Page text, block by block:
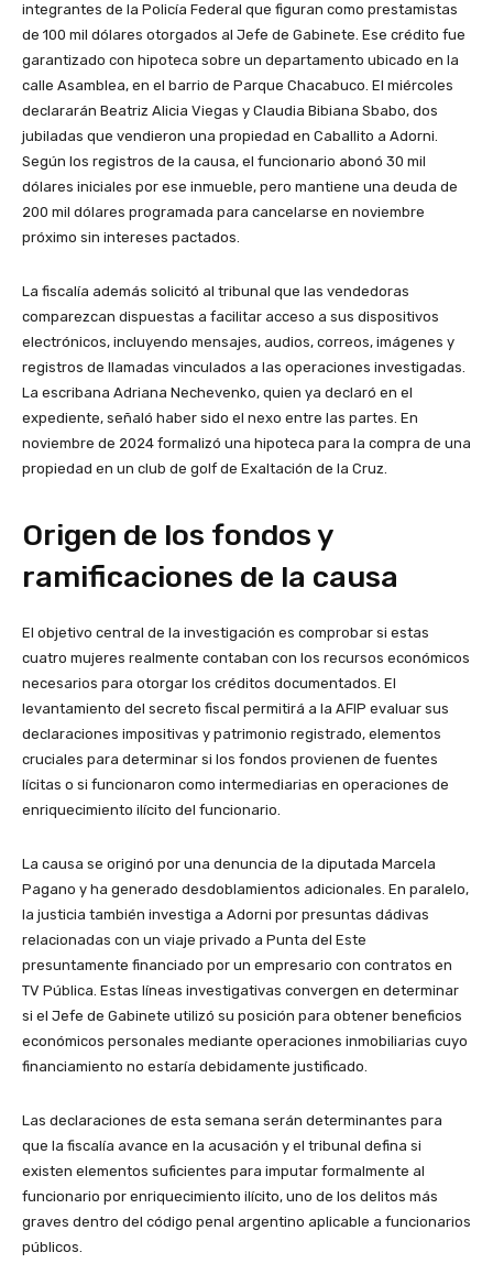
integrantes de la Policía Federal que figuran como prestamistas
de 100 mil dólares otorgados al Jefe de Gabinete. Ese crédito fue
garantizado con hipoteca sobre un departamento ubicado en la
calle Asamblea, en el barrio de Parque Chacabuco. El miércoles
declararán Beatriz Alicia Viegas y Claudia Bibiana Sbabo, dos
jubiladas que vendieron una propiedad en Caballito a Adorni.
Según los registros de la causa, el funcionario abonó 30 mil
dólares iniciales por ese inmueble, pero mantiene una deuda de
200 mil dólares programada para cancelarse en noviembre
próximo sin intereses pactados.
La fiscalía además solicitó al tribunal que las vendedoras
comparezcan dispuestas a facilitar acceso a sus dispositivos
electrónicos, incluyendo mensajes, audios, correos, imágenes y
registros de llamadas vinculados a las operaciones investigadas.
La escribana Adriana Nechevenko, quien ya declaró en el
expediente, señaló haber sido el nexo entre las partes. En
noviembre de 2024 formalizó una hipoteca para la compra de una
propiedad en un club de golf de Exaltación de la Cruz.
Origen de los fondos y
ramificaciones de la causa
El objetivo central de la investigación es comprobar si estas
cuatro mujeres realmente contaban con los recursos económicos
necesarios para otorgar los créditos documentados. El
levantamiento del secreto fiscal permitirá a la AFIP evaluar sus
declaraciones impositivas y patrimonio registrado, elementos
cruciales para determinar si los fondos provienen de fuentes
lícitas o si funcionaron como intermediarias en operaciones de
enriquecimiento ilícito del funcionario.
La causa se originó por una denuncia de la diputada Marcela
Pagano y ha generado desdoblamientos adicionales. En paralelo,
la justicia también investiga a Adorni por presuntas dádivas
relacionadas con un viaje privado a Punta del Este
presuntamente financiado por un empresario con contratos en
TV Pública. Estas líneas investigativas convergen en determinar
si el Jefe de Gabinete utilizó su posición para obtener beneficios
económicos personales mediante operaciones inmobiliarias cuyo
financiamiento no estaría debidamente justificado.
Las declaraciones de esta semana serán determinantes para
que la fiscalía avance en la acusación y el tribunal defina si
existen elementos suficientes para imputar formalmente al
funcionario por enriquecimiento ilícito, uno de los delitos más
graves dentro del código penal argentino aplicable a funcionarios
públicos.